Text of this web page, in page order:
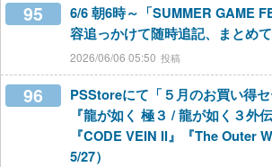
95
6/6 朝6時～「SUMMER GAME
容追っかけて随時追記、まとめ
2026/06/06 05:50
96
PSStoreにて「５月のお買い得
『龍が如く 極３ / 龍が如く３外
『CODE VEIN II』『The Outer
5/27）